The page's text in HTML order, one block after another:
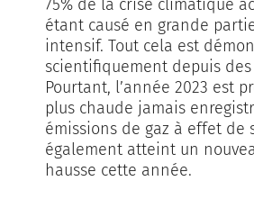
75% de la crise climatique
étant causé en grande
intensif. Tout cela est
scientifiquement depuis
Pourtant, l’année 2023 est
plus chaude jamais
émissions de gaz à effet de
également atteint un
hausse cette année.